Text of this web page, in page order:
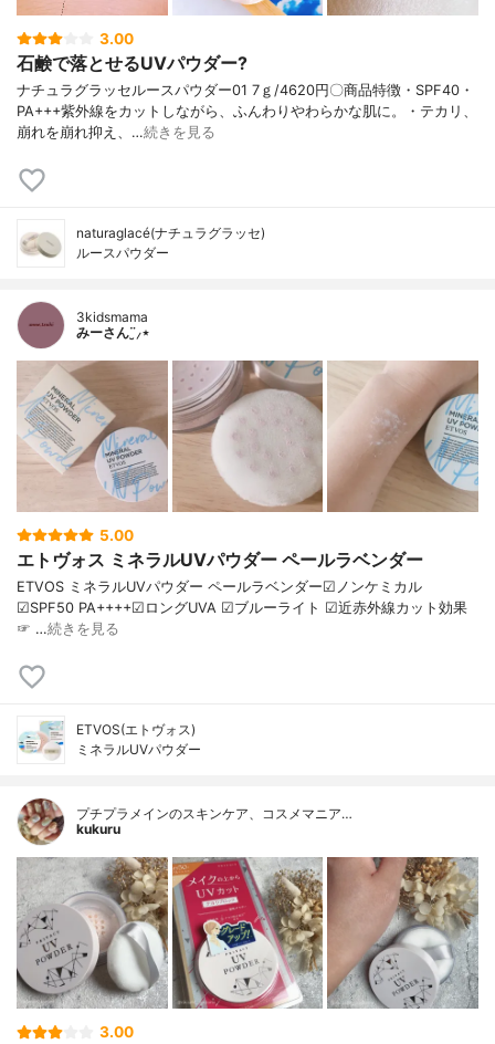
3.00
石鹸で落とせるUVパウダー?
ナチュラグラッセルースパウダー01 7ｇ/4620円〇商品特徴・SPF40・
PA+++紫外線をカットしながら、ふんわりやわらかな肌に。・テカリ、
崩れを崩れ抑え、…続きを見る
naturaglacé(ナチュラグラッセ)
ルースパウダー
3kidsmama
みーさん¨̮⸝⋆
5.00
エトヴォス ミネラルUVパウダー ペールラベンダー
ETVOS ミネラルUVパウダー ペールラベンダー☑︎ノンケミカル
☑︎SPF50 PA++++☑︎ロングUVA ☑︎ブルーライト ☑︎近赤外線カット効果
☞ …続きを見る
ETVOS(エトヴォス)
ミネラルUVパウダー
プチプラメインのスキンケア、コスメマニア…
kukuru
3.00